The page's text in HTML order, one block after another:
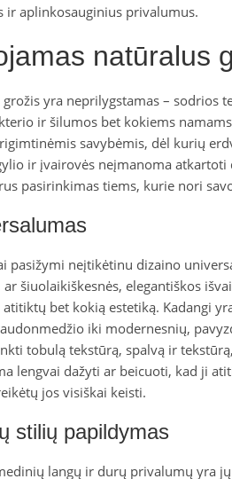
ir aplinkosauginius privalumus.
natūralus
yra neprilygstamas – sodrios
ir šilumos bet kokiems
savybėmis, dėl kurių
ir įvairovės neįmanoma
pasirinkimas tiems, kurie nori
pasižymi neįtikėtinu dizaino
šiuolaikiškesnės, elegantiškos
bet kokią estetiką. Kadangi
iki modernesnių,
tobulą tekstūrą, spalvą ir
lengvai dažyti ar beicuoti, kad ji
jos visiškai keisti.
stilių papildymas
langų ir durų privalumų yra